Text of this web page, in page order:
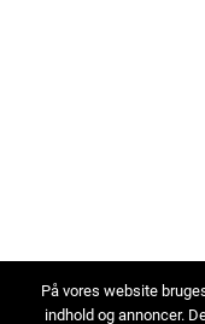
På vores website
indhold og annoncer.